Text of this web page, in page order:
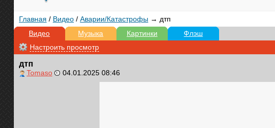
Главная / Видео/ Аварии/Катастрофы→ дтп
Видео
Музыка Картинки Флэш
Настроить просмотр
дтп
Tomaso 04.01.2025 08:46